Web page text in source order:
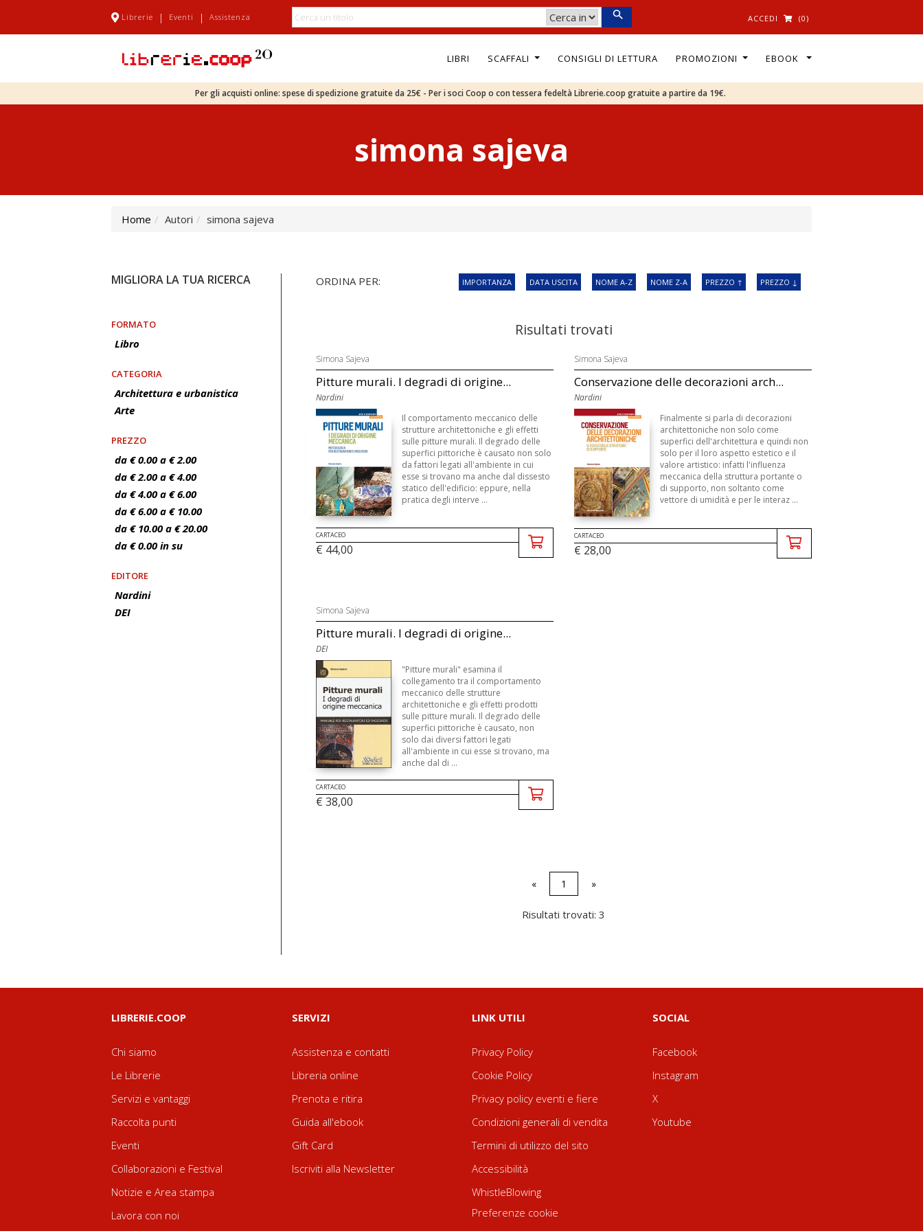
Librerie | Eventi | Assistenza ACCEDI (0)
LIBRI SCAFFALI CONSIGLI DI LETTURA PROMOZIONI EBOOK
Per gli acquisti online: spese di spedizione gratuite da 25€ - Per i soci Coop o con tessera fedeltà Librerie.coop gratuite a partire da 19€.
simona sajeva
Home Autori simona sajeva
MIGLIORA LA TUA RICERCA
FORMATO
Libro
CATEGORIA
Architettura e urbanistica
Arte
PREZZO
da € 0.00 a € 2.00
da € 2.00 a € 4.00
da € 4.00 a € 6.00
da € 6.00 a € 10.00
da € 10.00 a € 20.00
da € 0.00 in su
EDITORE
Nardini
DEI
ORDINA PER: IMPORTANZA DATA USCITA NOME A-Z NOME Z-A PREZZO ↑ PREZZO ↓
Risultati trovati
Simona Sajeva
Pitture murali. I degradi di origine...
Nardini
Il comportamento meccanico delle
strutture architettoniche e gli effetti
sulle pitture murali. Il degrado delle
superfici pittoriche è causato non solo
da fattori legati all'ambiente in cui
esse si trovano ma anche dal dissesto
statico dell'edificio: eppure, nella
pratica degli interve ...
CARTACEO
€ 44,00
Simona Sajeva
Conservazione delle decorazioni arch...
Nardini
Finalmente si parla di decorazioni
architettoniche non solo come
superfici dell'architettura e quindi non
solo per il loro aspetto estetico e il
valore artistico: infatti l'influenza
meccanica della struttura portante o
di supporto, non soltanto come
vettore di umidità e per le interaz ...
CARTACEO
€ 28,00
Simona Sajeva
Pitture murali. I degradi di origine...
DEI
"Pitture murali" esamina il
collegamento tra il comportamento
meccanico delle strutture
architettoniche e gli effetti prodotti
sulle pitture murali. Il degrado delle
superfici pittoriche è causato, non
solo dai diversi fattori legati
all'ambiente in cui esse si trovano, ma
anche dal di ...
CARTACEO
€ 38,00
« 1 »
Risultati trovati: 3
LIBRERIE.COOP
Chi siamo
Le Librerie
Servizi e vantaggi
Raccolta punti
Eventi
Collaborazioni e Festival
Notizie e Area stampa
Lavora con noi
SERVIZI
Assistenza e contatti
Libreria online
Prenota e ritira
Guida all'ebook
Gift Card
Iscriviti alla Newsletter
LINK UTILI
Privacy Policy
Cookie Policy
Privacy policy eventi e fiere
Condizioni generali di vendita
Termini di utilizzo del sito
Accessibilità
WhistleBlowing
Preferenze cookie
SOCIAL
Facebook
Instagram
X
Youtube